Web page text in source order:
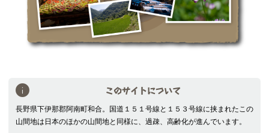
このサイトについて
長野県下伊那郡阿南町和合。国道１５１号線と１５３号線に挟まれたこの
山間地は日本のほかの山間地と同様に、過疎、高齢化が進んでいます。